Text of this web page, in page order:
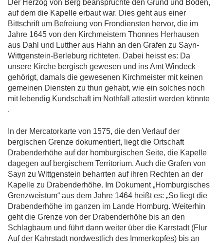
Der Herzog von Berg beanspruchte den Grund und Boden,
auf dem die Kapelle erbaut war. Dies geht aus einer
Bittschrift um Befreiung von Frondiensten hervor, die im
Jahre 1645 von den Kirchmeistern Thonnes Herhausen
aus Dahl und Lutther aus Hahn an den Grafen zu Sayn-
Wittgenstein-Berleburg richteten. Dabei heisst es: Da
unsere Kirche bergisch gewesen und ins Amt Windeck
gehörigt, damals die gewesenen Kirchmeister mit keinen
gemeinen Diensten zu thun gehabt, wie ein solches noch
mit lebendig Kundschaft im Nothfall attestirt werden könnte
.
In der Mercatorkarte von 1575, die den Verlauf der
bergischen Grenze dokumentiert, liegt die Ortschaft
Drabenderhöhe auf der homburgischen Seite, die Kapelle
dagegen auf bergischem Territorium. Auch die Grafen von
Sayn zu Wittgenstein beharrten auf ihren Rechten an der
Kapelle zu Drabenderhöhe. Im Dokument „Homburgisches
Grenzweistum“ aus dem Jahre 1464 heißt es: „So liegt die
Drabenderhöhe im ganzen im Lande Homburg. Weiterhin
geht die Grenze von der Drabenderhöhe bis an den
Schlagbaum und führt dann weiter über die Karrstadt (Flur
Auf der Kahrstadt nordwestlich des Immerkopfes) bis an